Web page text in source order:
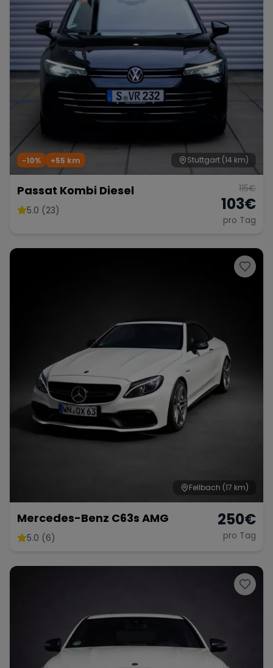
Stuttgart (14 km)
-10% +55 km
Passat Kombi Diesel
5.0 (23)
115€
103€
pro Tag
Fellbach (17 km)
Mercedes-Benz C63s AMG
5.0 (6)
250€
pro Tag